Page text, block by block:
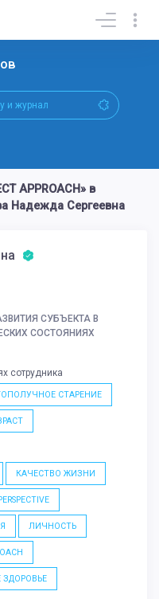
APPROACH» в
Надежда Сергеевна
СУБЪЕКТА В
СОСТОЯНИЯХ
сотрудника
СТАРЕНИЕ
КАЧЕСТВО ЖИЗНИ
ЛИЧНОСТЬ